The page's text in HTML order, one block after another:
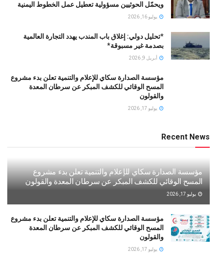
ويحمّل الحوثيين مسؤولية تعطيل عمل الخطوط اليمنية
يوليو 16, 2026
*تحليل دولي: إغلاق باب المندب يهدد التجارة العالمية
بصدمة غير مسبوقة*
أبريل 9, 2026
مؤسسة الصدارة سكاي للإعلام والتنمية تعلن بدء مشروع
المسح الوقائي للكشف المبكر عن سرطان المعدة
والقولون
يوليو 17, 2026
Recent News
مؤسسة الصدارة سكاي للإعلام والتنمية تعلن بدء مشروع
المسح الوقائي للكشف المبكر عن سرطان المعدة والقولون
يوليو 17, 2026
مؤسسة الصدارة سكاي للإعلام والتنمية تعلن بدء مشروع
المسح الوقائي للكشف المبكر عن سرطان المعدة
والقولون
يوليو 17, 2026